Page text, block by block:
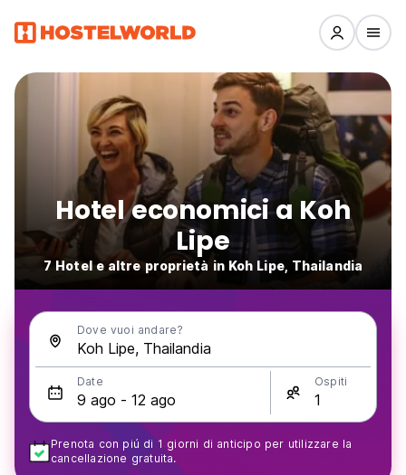
Hotel economici a Koh
Lipe
7 Hotel e altre proprietà in Koh Lipe, Thailandia
Dove vuoi andare?
Date Ospiti
Prenota con piú di 1 giorni di anticipo per utilizzare la
cancellazione gratuita.